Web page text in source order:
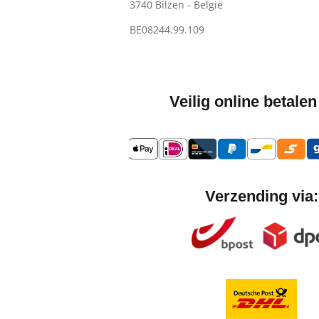
3740 Bilzen - België
BE08244.99.109
Veilig online
Verzending via: